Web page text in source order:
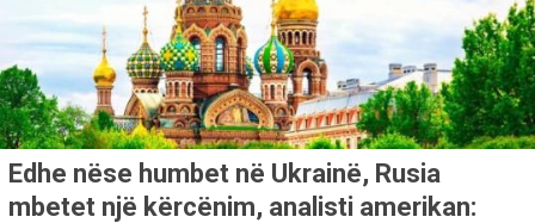
Edhe nëse humbet në Ukrainë, Rusia
mbetet një kërcënim, analisti amerikan: